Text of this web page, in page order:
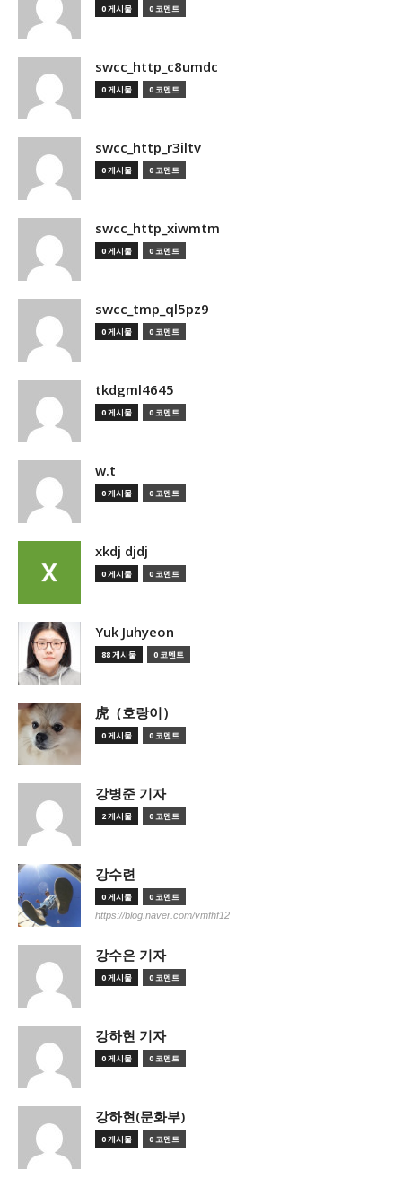
0 게시물 0 코멘트
swcc_http_c8umdc
0 게시물 0 코멘트
swcc_http_r3iltv
0 게시물 0 코멘트
swcc_http_xiwmtm
0 게시물 0 코멘트
swcc_tmp_ql5pz9
0 게시물 0 코멘트
tkdgml4645
0 게시물 0 코멘트
w.t
0 게시물 0 코멘트
xkdj djdj
0 게시물 0 코멘트
Yuk Juhyeon
88 게시물 0 코멘트
虎（호랑이）
0 게시물 0 코멘트
강병준 기자
2 게시물 0 코멘트
강수련
0 게시물 0 코멘트
https://blog.naver.com/vmfhf12
강수은 기자
0 게시물 0 코멘트
강하현 기자
0 게시물 0 코멘트
강하현(문화부)
0 게시물 0 코멘트